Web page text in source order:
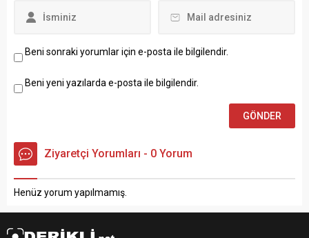
Beni sonraki yorumlar için e-posta ile bilgilendir.
Beni yeni yazılarda e-posta ile bilgilendir.
Ziyaretçi Yorumları - 0 Yorum
Henüz yorum yapılmamış.